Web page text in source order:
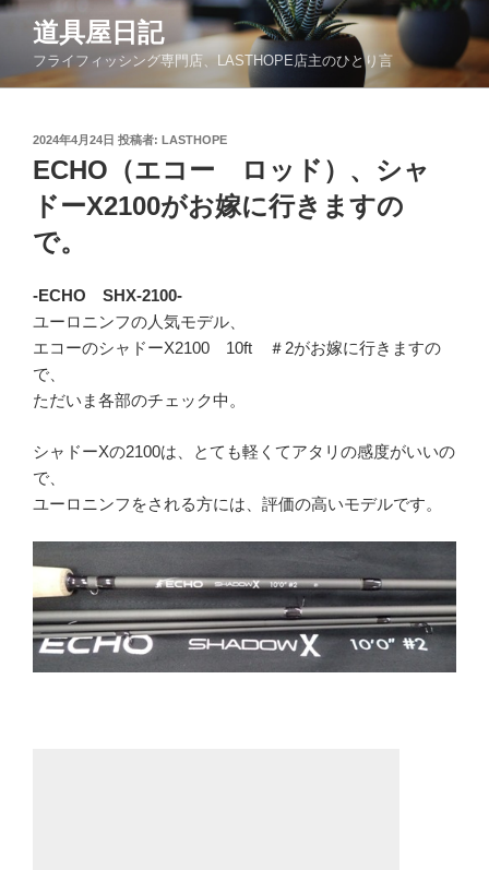
コ
ン
道具屋日記
フライフィッシング専門店、LASTHOPE店主のひとり言
投
稿
日:
2024年4月24日 投稿者: LASTHOPE
ECHO（エコー ロッド）、シャ
ドーX2100がお嫁に行きますの
で。
-ECHO SHX-2100-
ユーロニンフの人気モデル、
エコーのシャドーX2100 10ft ＃2がお嫁に行きますの
で、
ただいま各部のチェック中。
シャドーXの2100は、とても軽くてアタリの感度がいいの
で、
ユーロニンフをされる方には、評価の高いモデルです。